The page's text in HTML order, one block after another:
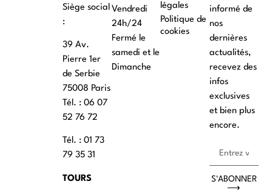
Siège social
:
39 Av.
Pierre 1er
de Serbie
75008 Paris
Tél. : ‭06 07
52 76 72
Tél. : 01 73
79 35 31
TOURS
Vendredi
24h/24
Fermé le
samedi et le
Dimanche
légales
Politique de
cookies
informé de
nos
dernières
actualités,
recevez des
infos
exclusives
et bien plus
encore.
S'ABONNER
⟶